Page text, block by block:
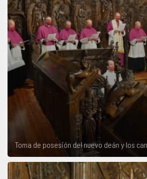
Toma de posesión del nuevo deán y los